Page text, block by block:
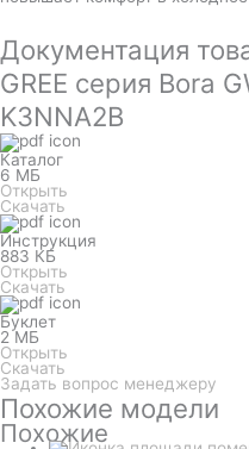
Документация
GREE серия Bora
K3NNA2B
Каталог
6 МБ
Открыть
Скачать
Инструкция
883 КБ
Открыть
Скачать
Буклет
2 МБ
Открыть
Скачать
Задать вопрос менеджеру
Похожие модели
Похожие